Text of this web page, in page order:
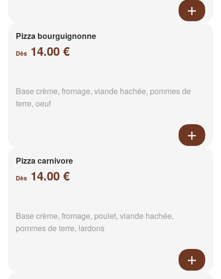
Pizza bourguignonne
Dès 14.00 €
Base crème, fromage, viande hachée, pommes de
terre, oeuf
Pizza carnivore
Dès 14.00 €
Base crème, fromage, poulet, viande hachée,
pommes de terre, lardons